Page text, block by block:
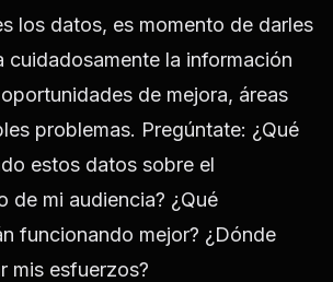
los datos, es momento de darles
cuidadosamente la información
de mejora, áreas
problemas. Pregúntate: ¿Qué
estos datos sobre el
de mi audiencia? ¿Qué
funcionando mejor? ¿Dónde
mis esfuerzos?